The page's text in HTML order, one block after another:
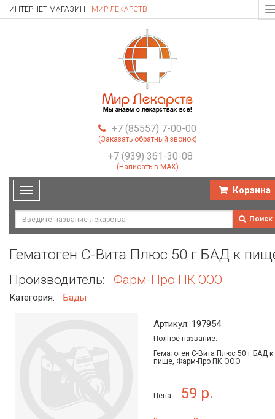
ИНТЕРНЕТ МАГАЗИН МИР ЛЕКАРСТВ
+7 (85557) 7-00-00
(Заказать обратный звонок)
+7 (939) 361-30-08
(Написать в MAX)
Toggle
navigation
Корзина
Поиск
Гематоген С-Вита Плюс 50 г БАД к
Производитель: Фарм-Про ПК ООО
Категория: Бады
Артикул: 197954
Полное название:
Гематоген С-Вита Плюс 50 г БАД к
пище, Фарм-Про ПК ООО
Цена: 59 р.